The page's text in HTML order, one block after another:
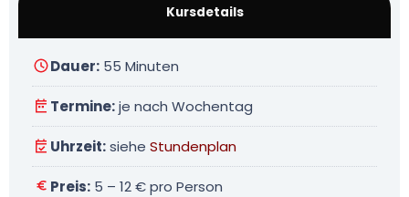
Kursdetails
Dauer: 55 Minuten
Termine:je nach Wochentag
Uhrzeit:siehe Stundenplan
Preis: 5 – 12 € pro Person